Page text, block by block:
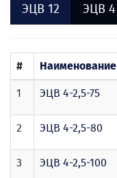
ЭЦВ 12 ЭЦВ 4
# Наименование
1 ЭЦВ 4-2,5-75
2 ЭЦВ 4-2,5-80
3 ЭЦВ 4-2,5-100